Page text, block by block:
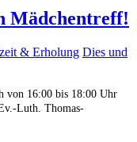
Mädchentreff!
& Erholung Dies und
von 16:00 bis 18:00 Uhr
Luth. Thomas-